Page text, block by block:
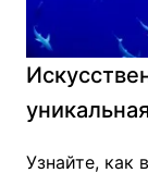
Узнайте, как